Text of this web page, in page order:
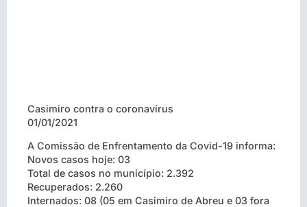
Casimiro contra o coronavírus
01/01/2021
A Comissão de Enfrentamento da Covid-19 informa:
Novos casos hoje: 03
Total de casos no município: 2.392
Recuperados: 2.260
Internados: 08 (05 em Casimiro de Abreu e 03 fora